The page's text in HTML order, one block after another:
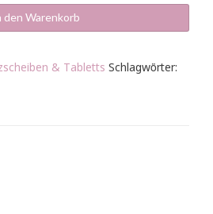
den Warenkorb
& Tabletts Schlagwörter: